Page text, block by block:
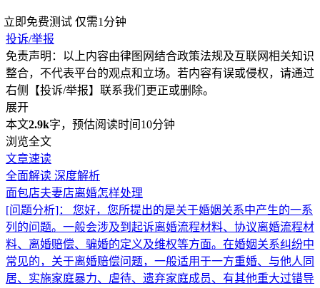
立即免费测试 仅需1分钟
投诉/举报
免责声明：以上内容由律图网结合政策法规及互联网相关知识
整合，不代表平台的观点和立场。若内容有误或侵权，请通过
右侧【投诉/举报】联系我们更正或删除。
展开
本文2.9k字，预估阅读时间10分钟
浏览全文
文章速读
全面解读 深度解析
面包店夫妻店离婚怎样处理
[问题分析]：
您好，您所提出的是关于婚姻关系中产生的一系
列的问题。一般会涉及到起诉离婚流程材料、协议离婚流程材
料、离婚赔偿、骗婚的定义及维权等方面。在婚姻关系纠纷中
常见的，关于离婚赔偿问题，一般适用于一方重婚、与他人同
居、实施家庭暴力、虐待、遗弃家庭成员、有其他重大过错导